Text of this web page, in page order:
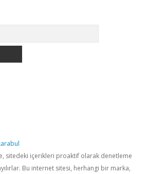
sitedeki içerikleri proaktif olarak denetleme
Bu internet sitesi, herhangi bir marka,